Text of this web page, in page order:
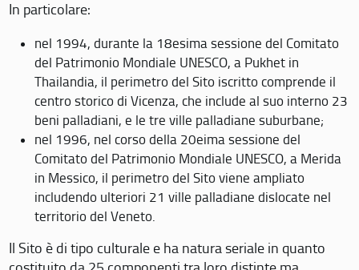
In particolare:
nel 1994, durante la 18esima sessione del Comitato
del Patrimonio Mondiale UNESCO, a Pukhet in
Thailandia, il perimetro del Sito iscritto comprende il
centro storico di Vicenza, che include al suo interno 23
beni palladiani, e le tre ville palladiane suburbane;
nel 1996, nel corso della 20eima sessione del
Comitato del Patrimonio Mondiale UNESCO, a Merida
in Messico, il perimetro del Sito viene ampliato
includendo ulteriori 21 ville palladiane dislocate nel
territorio del Veneto.
Il Sito è di tipo culturale e ha natura seriale in quanto